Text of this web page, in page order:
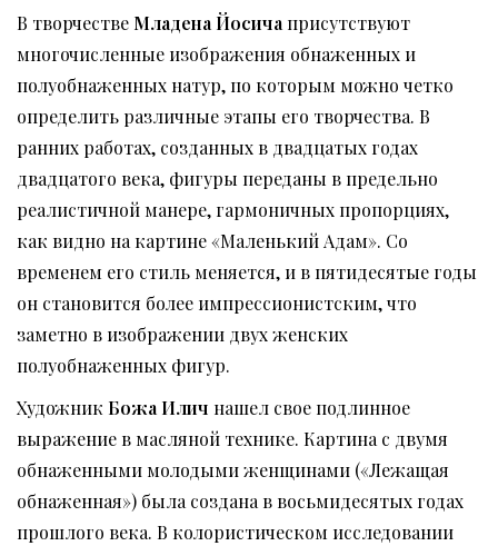
В творчестве Младена Йосича присутствуют
многочисленные изображения обнаженных и
полуобнаженных натур, по которым можно четко
определить различные этапы его творчества. В
ранних работах, созданных в двадцатых годах
двадцатого века, фигуры переданы в предельно
реалистичной манере, гармоничных пропорциях,
как видно на картине «Маленький Адам». Со
временем его стиль меняется, и в пятидесятые годы
он становится более импрессионистским, что
заметно в изображении двух женских
полуобнаженных фигур.
Художник Божа Илич нашел свое подлинное
выражение в масляной технике. Картина с двумя
обнаженными молодыми женщинами («Лежащая
обнаженная») была создана в восьмидесятых годах
прошлого века. В колористическом исследовании